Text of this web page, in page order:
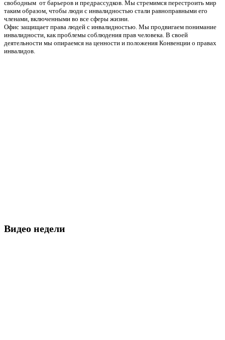
свободным от барьеров и предрассудков. Мы стремимся перестроить мир
таким образом, чтобы люди с инвалидностью стали равноправными его
членами, включенными во все сферы жизни.
Офис защищает права людей с инвалидностью. Мы продвигаем понимание
инвалидности, как проблемы соблюдения прав человека. В своей
деятельности мы опираемся на ценности и положения Конвенции о правах
инвалидов.
Видео недели